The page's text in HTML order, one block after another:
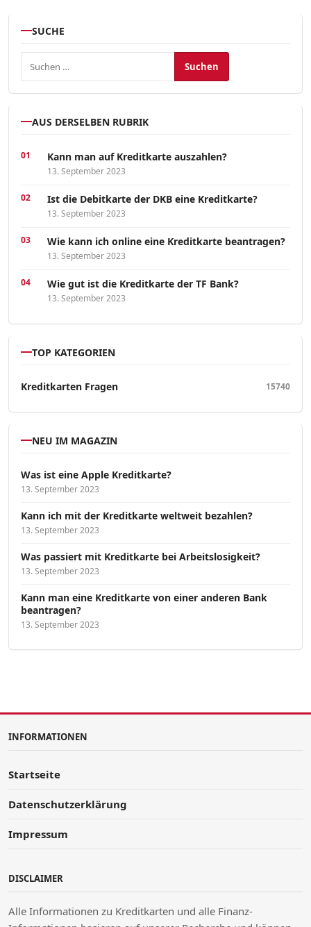
SUCHE
AUS DERSELBEN RUBRIK
Kann man auf Kreditkarte auszahlen?
13. September 2023
Ist die Debitkarte der DKB eine Kreditkarte?
13. September 2023
Wie kann ich online eine Kreditkarte beantragen?
13. September 2023
Wie gut ist die Kreditkarte der TF Bank?
13. September 2023
TOP KATEGORIEN
Kreditkarten Fragen 15740
NEU IM MAGAZIN
Was ist eine Apple Kreditkarte?
13. September 2023
Kann ich mit der Kreditkarte weltweit bezahlen?
13. September 2023
Was passiert mit Kreditkarte bei Arbeitslosigkeit?
13. September 2023
Kann man eine Kreditkarte von einer anderen Bank
beantragen?
13. September 2023
INFORMATIONEN
Startseite
Datenschutzerklärung
Impressum
DISCLAIMER
Alle Informationen zu Kreditkarten und alle Finanz-